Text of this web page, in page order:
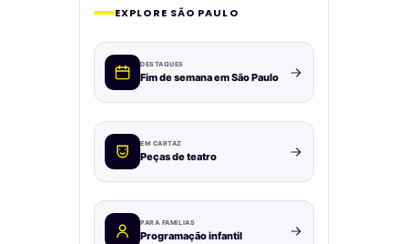
EXPLORE SÃO PAULO
DESTAQUES
Fim de semana em São Paulo
EM CARTAZ
Peças de teatro
PARA FAMÍLIAS
Programação infantil